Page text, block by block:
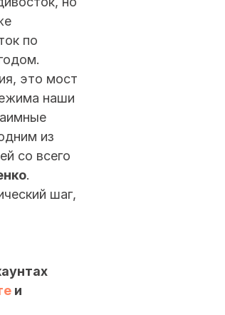
по
это мост
наши
из
со всего
.
шаг,
и